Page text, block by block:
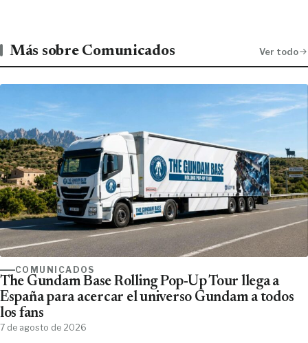
Más sobre Comunicados Ver todo
COMUNICADOS
The Gundam Base Rolling Pop-Up Tour llega a
España para acercar el universo Gundam a todos
los fans
7 de agosto de 2026